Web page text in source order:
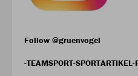
Follow @gruenvogel
-TEAMSPORT-